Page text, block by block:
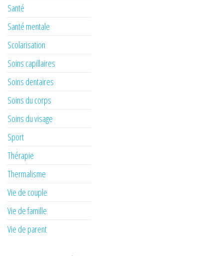
Santé
Santé mentale
Scolarisation
Soins capillaires
Soins dentaires
Soins du corps
Soins du visage
Sport
Thérapie
Thermalisme
Vie de couple
Vie de famille
Vie de parent